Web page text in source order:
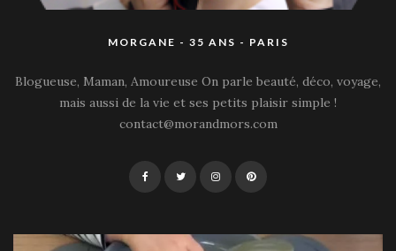
MORGANE - 35 ANS - PARIS
Blogueuse, Maman, Amoureuse On parle beauté, déco, voyage,
mais aussi de la vie et ses petits plaisir simple !
contact@morandmors.com